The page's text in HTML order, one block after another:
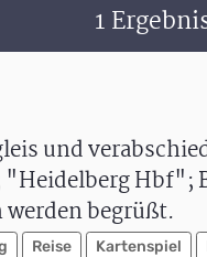
1
und
"Heidelberg
begrüßt.
Reise Kartenspiel